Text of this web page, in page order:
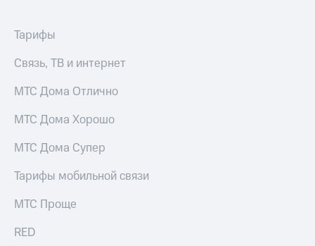
Тарифы
Связь, ТВ и интернет
МТС Дома Отлично
МТС Дома Хорошо
МТС Дома Супер
Тарифы мобильной связи
МТС Проще
RED